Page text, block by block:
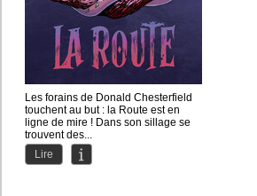
Les forains de Donald Chesterfield
touchent au but : la Route est en
ligne de mire ! Dans son sillage se
trouvent des...
Lire